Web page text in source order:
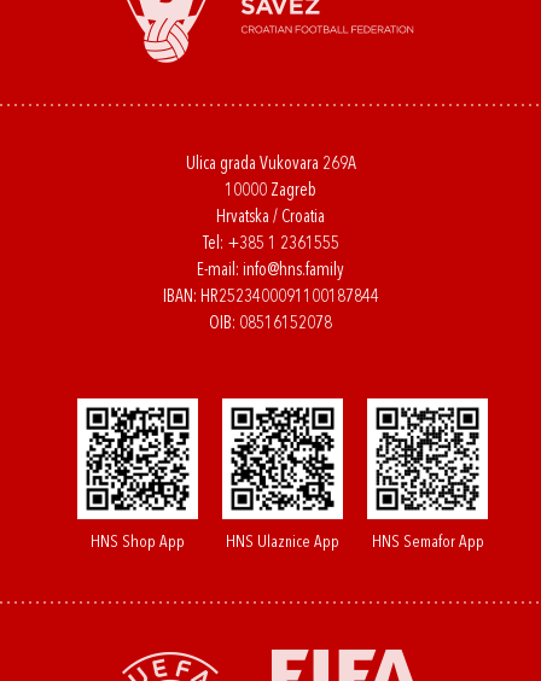
Ulica grada Vukovara 269A
10000 Zagreb
Hrvatska / Croatia
Tel: +385 1 2361555
E-mail: info@hns.family
IBAN: HR2523400091100187844
OIB: 08516152078
HNS Shop App HNS Ulaznice App HNS Semafor App